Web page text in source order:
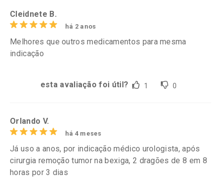
Cleidnete B.
há 2 anos
Melhores que outros medicamentos para mesma
indicação
esta avaliação foi útil? 1 0
Orlando V.
há 4 meses
Já uso a anos, por indicação médico urologista, após
cirurgia remoção tumor na bexiga, 2 dragões de 8 em 8
horas por 3 dias